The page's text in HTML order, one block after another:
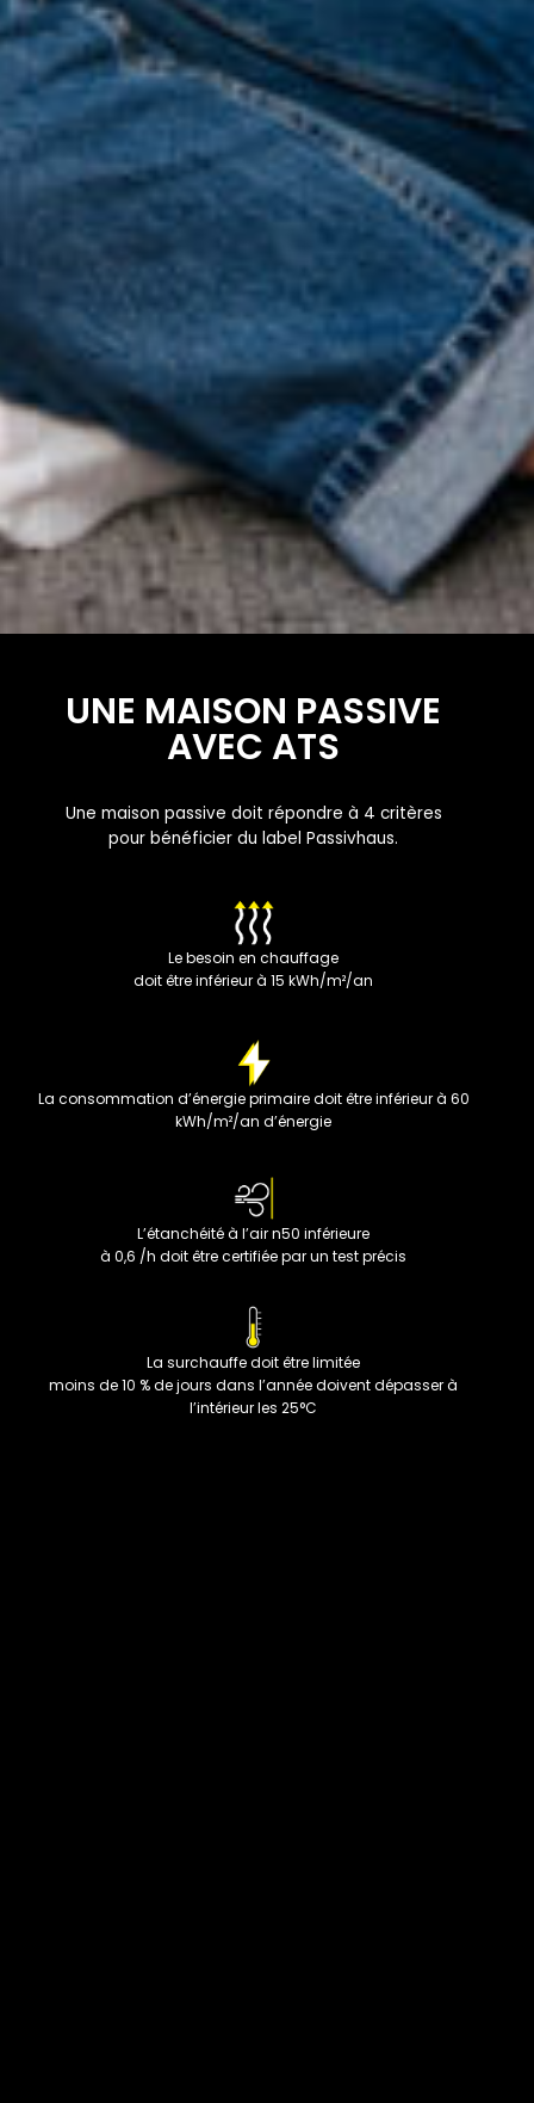
UNE MAISON PASSIVE
AVEC ATS
Une maison passive doit répondre à 4 critères
pour bénéficier du label Passivhaus.
Le besoin en chauffage
doit être inférieur à 15 kWh/m²/an
La consommation d’énergie primaire doit être inférieur à 60
kWh/m²/an d’énergie
L’étanchéité à l’air n50 inférieure
à 0,6 /h doit être certifiée par un test précis
La surchauffe doit être limitée
moins de 10 % de jours dans l’année doivent dépasser à
l’intérieur les 25°C